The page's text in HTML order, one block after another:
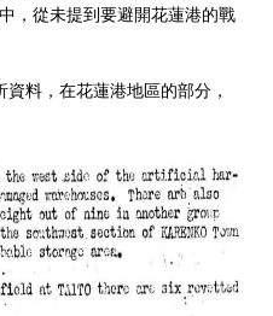
，從未提到要避開花蓮港的戰
料，在花蓮港地區的部分，